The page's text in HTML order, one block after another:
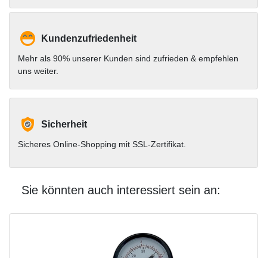
Kundenzufriedenheit
Mehr als 90% unserer Kunden sind zufrieden & empfehlen
uns weiter.
Sicherheit
Sicheres Online-Shopping mit SSL-Zertifikat.
Sie könnten auch interessiert sein an: